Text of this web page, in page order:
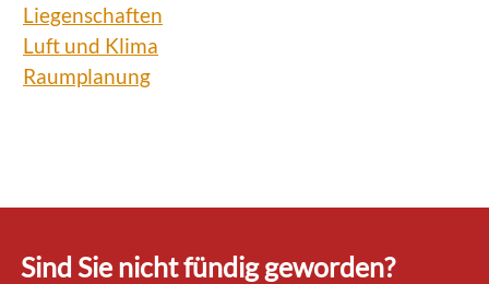
Liegenschaften
Luft und Klima
Raumplanung
Sind Sie nicht fündig geworden?